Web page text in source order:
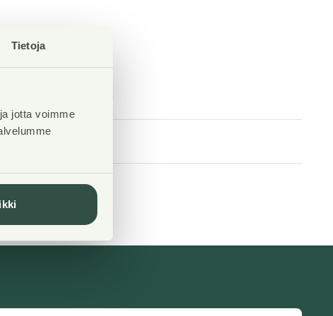
Tietoja
jotta voimme
Drying room